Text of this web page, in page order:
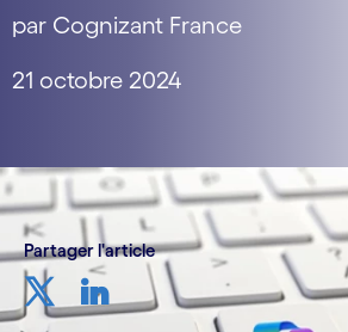
par Cognizant France
21 octobre 2024
Partager l'article